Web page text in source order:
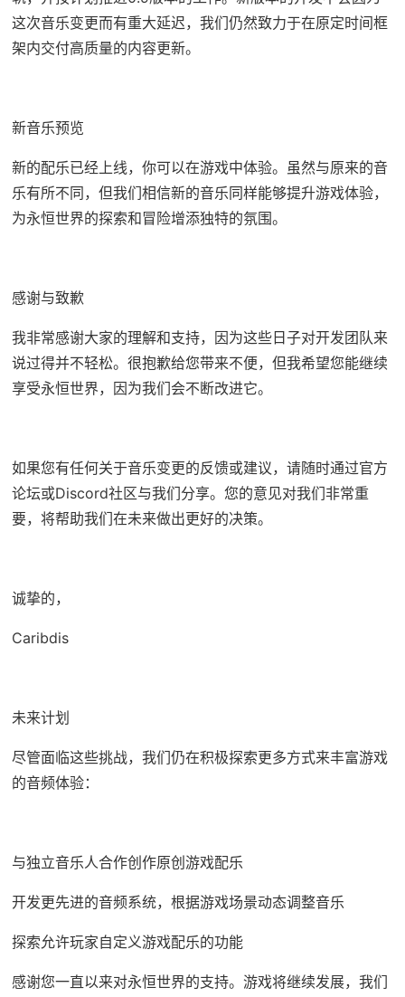
这次音乐变更而有重大延迟，我们仍然致力于在原定时间框
架内交付高质量的内容更新。
新音乐预览
新的配乐已经上线，你可以在游戏中体验。虽然与原来的音
乐有所不同，但我们相信新的音乐同样能够提升游戏体验，
为永恒世界的探索和冒险增添独特的氛围。
感谢与致歉
我非常感谢大家的理解和支持，因为这些日子对开发团队来
说过得并不轻松。很抱歉给您带来不便，但我希望您能继续
享受永恒世界，因为我们会不断改进它。
如果您有任何关于音乐变更的反馈或建议，请随时通过官方
论坛或Discord社区与我们分享。您的意见对我们非常重
要，将帮助我们在未来做出更好的决策。
诚挚的，
Caribdis
未来计划
尽管面临这些挑战，我们仍在积极探索更多方式来丰富游戏
的音频体验：
与独立音乐人合作创作原创游戏配乐
开发更先进的音频系统，根据游戏场景动态调整音乐
探索允许玩家自定义游戏配乐的功能
感谢您一直以来对永恒世界的支持。游戏将继续发展，我们